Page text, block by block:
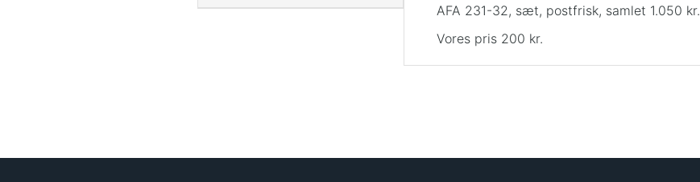
AFA 231-32, sæt, postfrisk, samlet 1.050 kr.
Vores pris 200 kr.